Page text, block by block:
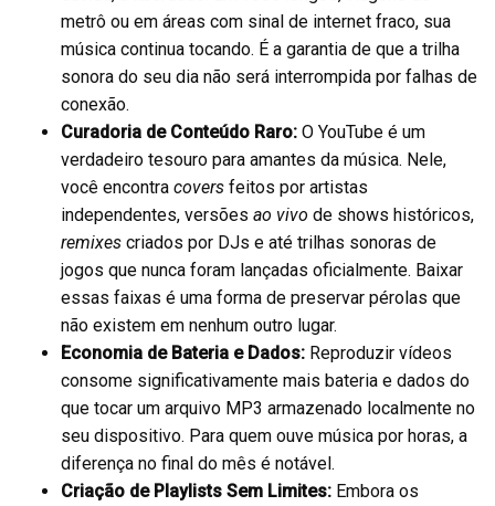
metrô ou em áreas com sinal de internet fraco, sua
música continua tocando. É a garantia de que a trilha
sonora do seu dia não será interrompida por falhas de
conexão.
Curadoria de Conteúdo Raro: O YouTube é um
verdadeiro tesouro para amantes da música. Nele,
você encontra covers feitos por artistas
independentes, versões ao vivo de shows históricos,
remixes criados por DJs e até trilhas sonoras de
jogos que nunca foram lançadas oficialmente. Baixar
essas faixas é uma forma de preservar pérolas que
não existem em nenhum outro lugar.
Economia de Bateria e Dados: Reproduzir vídeos
consome significativamente mais bateria e dados do
que tocar um arquivo MP3 armazenado localmente no
seu dispositivo. Para quem ouve música por horas, a
diferença no final do mês é notável.
Criação de Playlists Sem Limites: Embora os